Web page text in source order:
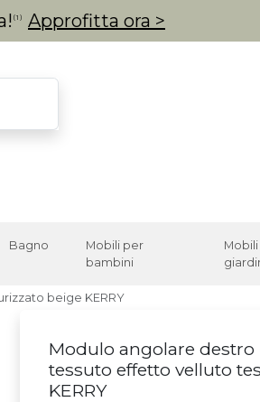
(1) Approfitta ora >
Bagno
Mobili per
bambini
beige KERRY
Modulo angolare
tessuto effetto velluto
KERRY